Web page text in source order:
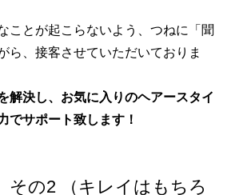
ことが起こらないよう、つねに「聞
ら、接客させていただいておりま
解決し、お気に入りのヘアースタイ
でサポート致します！
の2 （キレイはもちろ